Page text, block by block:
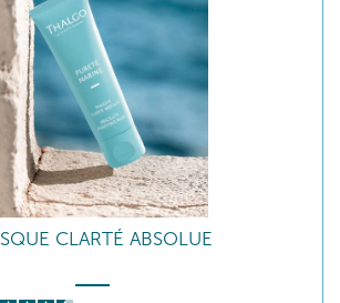
CLARTÉ ABSOLUE